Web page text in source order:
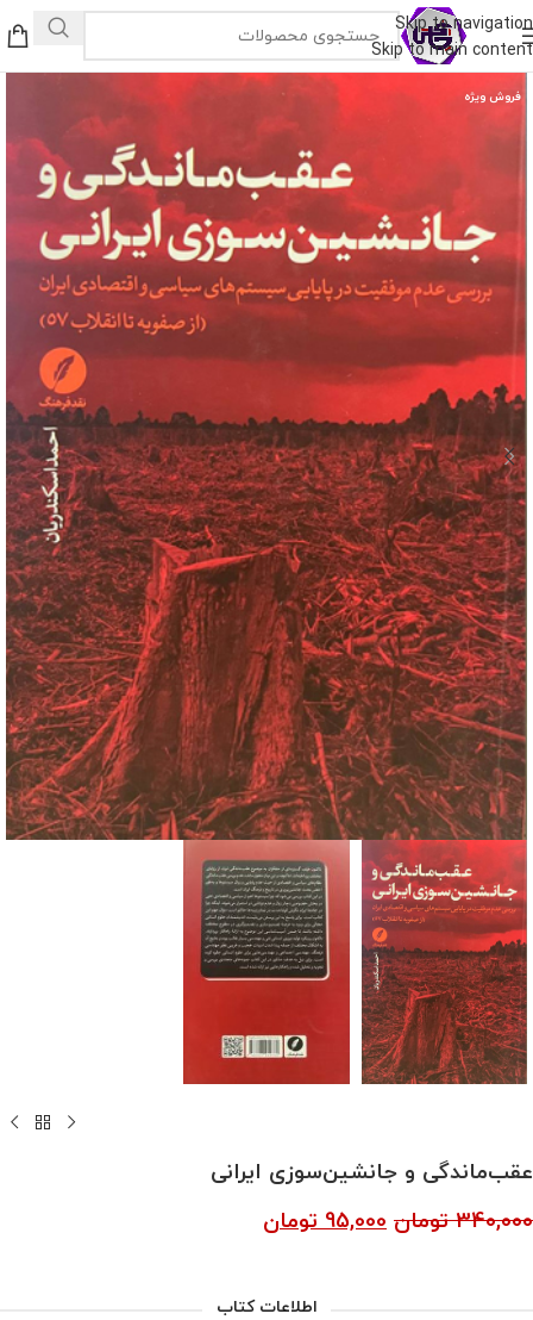
Skip to navigation
Skip to main content
فروش ویژه
عقب‌ماندگی و جانشین‌سوزی ایرانی
340,000 تومان 95,000 تومان
اطلاعات کتاب